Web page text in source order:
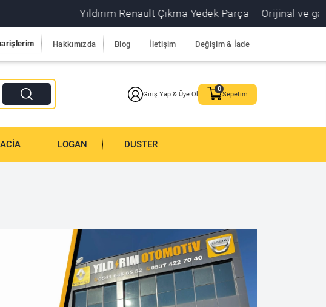
Yıldırım Renault Çıkma Yedek Parça – Orijinal ve garantili
Hakkımızda Blog İletişim Değişim & İade
Giriş Yap & Üye Ol Sepetim
LOGAN DUSTER